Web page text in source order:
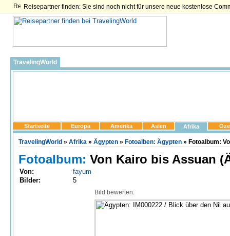
Reisepartner finden: Sie sind noch nicht für unsere neue kostenlose
TravelingWorld
Startseite Europa Amerika Asien Afrika
TravelingWorld » Afrika » Ägypten » Fotoalben: Ägypten » Fotoalbum:
Fotoalbum: Von Kairo bis Assuan
Von:
fayum
Bilder:
5
Bild bewerten: